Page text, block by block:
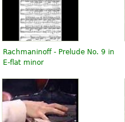
Rachmaninoff - Prelude No. 9 in
E-flat minor